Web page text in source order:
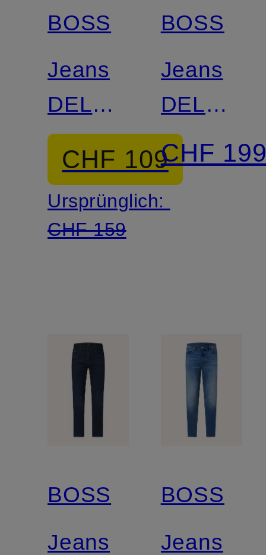
BOSS
Jeans
DELAWARE
Slim Fit
CHF 109
Ursprünglich:
CHF 159
BOSS
Jeans
Slim Fit
CHF
BOSS
Jeans
BOSS
Jeans